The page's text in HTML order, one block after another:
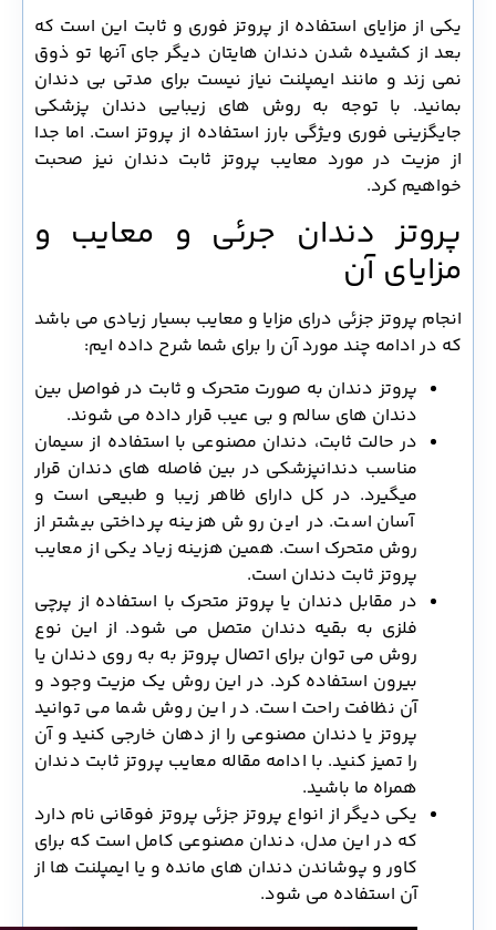
یکی از مزایای استفاده از پروتز فوری و ثابت این است که
بعد از کشیده شدن دندان هایتان دیگر جای آنها تو ذوق
نمی زند و مانند ایمپلنت نیاز نیست برای مدتی بی دندان
بمانید. با توجه به روش های زیبایی دندان پزشکی
جایگزینی فوری ویژگی بارز استفاده از پروتز است. اما جدا
از مزیت در مورد معایب پروتز ثابت دندان نیز صحبت
خواهیم کرد.
پروتز دندان جرئی و معایب و
مزایای آن
انجام پروتز جزئی درای مزایا و معایب بسیار زیادی می باشد
که در ادامه چند مورد آن را برای شما شرح داده ایم:
پروتز دندان به صورت متحرک و ثابت در فواصل بین
دندان های سالم و بی عیب قرار داده می شوند.
در حالت ثابت، دندان مصنوعی با استفاده از سیمان
مناسب دندانپزشکی در بین فاصله های دندان قرار
میگیرد. در کل دارای ظاهر زیبا و طبیعی است و
آسان است. در این روش هزینه پرداختی بیشتر از
روش متحرک است. همین هزینه زیاد یکی از معایب
پروتز ثابت دندان است.
در مقابل دندان یا پروتز متحرک با استفاده از پرچی
فلزی به بقیه دندان متصل می شود. از این نوع
روش می توان برای اتصال پروتز به به روی دندان یا
بیرون استفاده کرد. در این روش یک مزیت وجود و
آن نظافت راحت است. در این روش شما می توانید
پروتز یا دندان مصنوعی را از دهان خارجی کنید و آن
را تمیز کنید. با ادامه مقاله معایب پروتز ثابت دندان
همراه ما باشید.
یکی دیگر از انواع پروتز جزئی پروتز فوقانی نام دارد
که در این مدل، دندان مصنوعی کامل است که برای
کاور و پوشاندن دندان های مانده و یا ایمپلنت ها از
آن استفاده می شود.